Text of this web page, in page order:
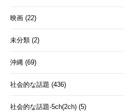
映画 (22)
未分類 (2)
沖縄 (69)
社会的な話題 (436)
社会的な話題-5ch(2ch) (5)